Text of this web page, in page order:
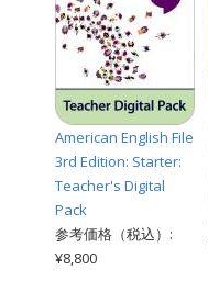
American English File
3rd Edition: Starter:
Teacher's Digital
Pack
参考価格（税込）:
¥8,800